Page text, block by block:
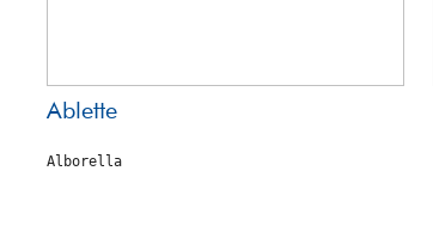
Ablette
Alborella